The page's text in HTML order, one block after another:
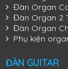
Đàn Organ
Đàn Organ 2
Đàn Organ
Phụ kiện
ĐÀN GUITAR